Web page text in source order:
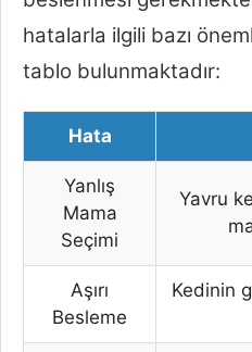
hatalarla ilgili bazı
tablo bulunmaktadır:
Hata
Yanlış
Mama
Seçimi
Yavru
Aşırı
Besleme
Kedinin